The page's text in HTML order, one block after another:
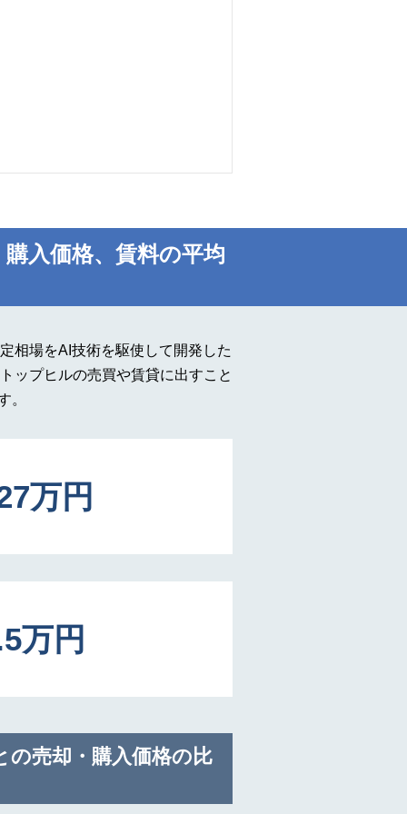
入価格、賃料の平均
相場をAI技術を駆使して開発した
ップヒルの売買や賃貸に出すこと
。
万円
万円
売却・購入価格の比